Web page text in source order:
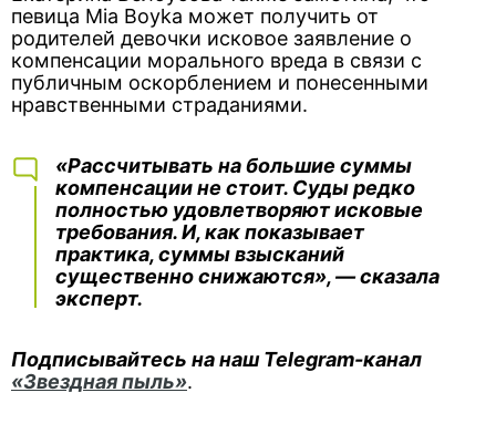
певица Mia Boyka может получить от
родителей девочки исковое заявление о
компенсации морального вреда в связи с
публичным оскорблением и понесенными
нравственными страданиями.
«Рассчитывать на большие суммы
компенсации не стоит. Суды редко
полностью удовлетворяют исковые
требования. И, как показывает
практика, суммы взысканий
существенно снижаются», — сказала
эксперт.
Подписывайтесь на наш Telegram-канал
«Звездная пыль».